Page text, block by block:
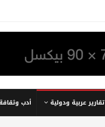
تقارير عربية ودولية أدب